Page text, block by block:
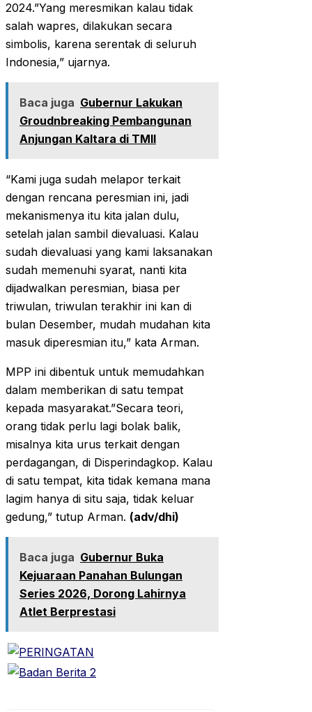
2024.”Yang meresmikan kalau tidak
salah wapres, dilakukan secara
simbolis, karena serentak di seluruh
Indonesia,” ujarnya.
Baca juga Gubernur Lakukan
Groudnbreaking Pembangunan
Anjungan Kaltara di TMII
“Kami juga sudah melapor terkait
dengan rencana peresmian ini, jadi
mekanismenya itu kita jalan dulu,
setelah jalan sambil dievaluasi. Kalau
sudah dievaluasi yang kami laksanakan
sudah memenuhi syarat, nanti kita
dijadwalkan peresmian, biasa per
triwulan, triwulan terakhir ini kan di
bulan Desember, mudah mudahan kita
masuk diperesmian itu,” kata Arman.
MPP ini dibentuk untuk memudahkan
dalam memberikan di satu tempat
kepada masyarakat.”Secara teori,
orang tidak perlu lagi bolak balik,
misalnya kita urus terkait dengan
perdagangan, di Disperindagkop. Kalau
di satu tempat, kita tidak kemana mana
lagim hanya di situ saja, tidak keluar
gedung,” tutup Arman. (adv/dhi)
Baca juga Gubernur Buka
Kejuaraan Panahan Bulungan
Series 2026, Dorong Lahirnya
Atlet Berprestasi